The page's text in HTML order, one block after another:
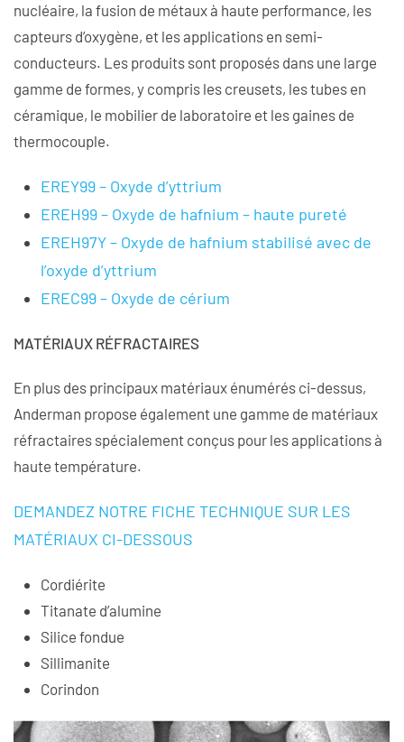
nucléaire, la fusion de métaux à haute performance, les
capteurs d’oxygène, et les applications en semi-
conducteurs. Les produits sont proposés dans une large
gamme de formes, y compris les creusets, les tubes en
céramique, le mobilier de laboratoire et les gaines de
thermocouple.
EREY99 – Oxyde d’yttrium
EREH99 – Oxyde de hafnium – haute pureté
EREH97Y – Oxyde de hafnium stabilisé avec de
l’oxyde d’yttrium
EREC99 – Oxyde de cérium
MATÉRIAUX RÉFRACTAIRES
En plus des principaux matériaux énumérés ci-dessus,
Anderman propose également une gamme de matériaux
réfractaires spécialement conçus pour les applications à
haute température.
DEMANDEZ NOTRE FICHE TECHNIQUE SUR LES
MATÉRIAUX CI-DESSOUS
Cordiérite
Titanate d’alumine
Silice fondue
Sillimanite
Corindon